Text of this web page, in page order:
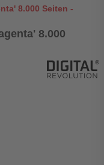
8.000 Seiten -
8.000